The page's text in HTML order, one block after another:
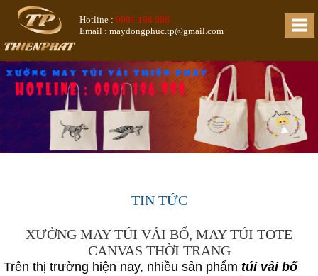
Hotline : 0901 196 998
Email : maydongphuc.tp@gmail.com
TIN TỨC
XƯỞNG MAY TÚI VẢI BỐ, MAY TÚI TOTE
CANVAS THỜI TRANG
Trên thị trường hiện nay, nhiều sản phẩm túi vải bố